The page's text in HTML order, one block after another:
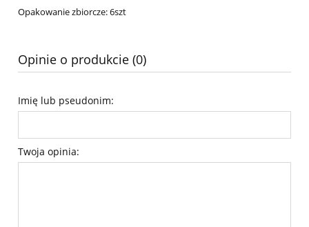
Opakowanie zbiorcze: 6szt
Opinie o produkcie (0)
Imię lub pseudonim:
Twoja opinia: